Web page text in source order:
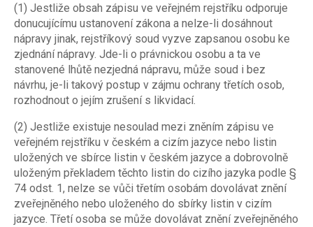
(1) Jestliže obsah zápisu ve veřejném rejstříku odporuje
donucujícímu ustanovení zákona a nelze-li dosáhnout
nápravy jinak, rejstříkový soud vyzve zapsanou osobu ke
zjednání nápravy. Jde-li o právnickou osobu a ta ve
stanovené lhůtě nezjedná nápravu, může soud i bez
návrhu, je-li takový postup v zájmu ochrany třetích osob,
rozhodnout o jejím zrušení s likvidací.
(2) Jestliže existuje nesoulad mezi zněním zápisu ve
veřejném rejstříku v českém a cizím jazyce nebo listin
uložených ve sbírce listin v českém jazyce a dobrovolně
uloženým překladem těchto listin do cizího jazyka podle §
74 odst. 1, nelze se vůči třetím osobám dovolávat znění
zveřejněného nebo uloženého do sbírky listin v cizím
jazyce. Třetí osoba se může dovolávat znění zveřejněného